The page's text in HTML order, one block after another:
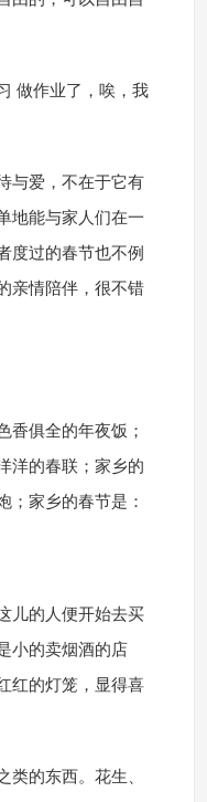
做作业了，唉，我
与爱，不在于它有
地能与家人们在一
度过的春节也不例
亲情陪伴，很不错
香俱全的年夜饭；
洋的春联；家乡的
；家乡的春节是：
儿的人便开始去买
小的卖烟酒的店
红的灯笼，显得喜
类的东西。花生、